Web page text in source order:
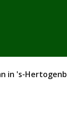
in 's-